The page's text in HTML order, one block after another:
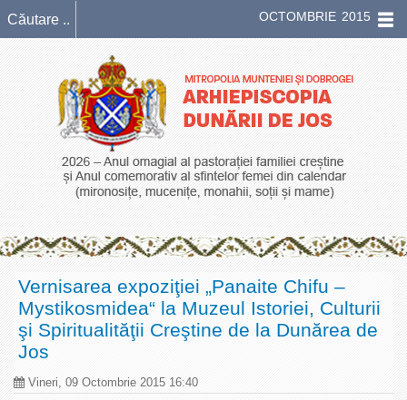
OCTOMBRIE 2015
Vernisarea expoziţiei „Panaite Chifu –
Mystikosmidea“ la Muzeul Istoriei, Culturii
şi Spiritualităţii Creştine de la Dunărea de
Jos
Vineri, 09 Octombrie 2015 16:40